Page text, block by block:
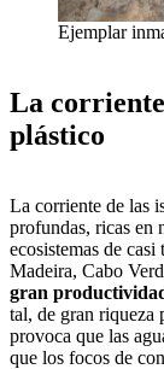
Ejemplar
La
plástico
La corriente de las
profundas, ricas en
ecosistemas de
Madeira, Cabo
gran
tal, de gran riqueza
provoca que las
que los focos de